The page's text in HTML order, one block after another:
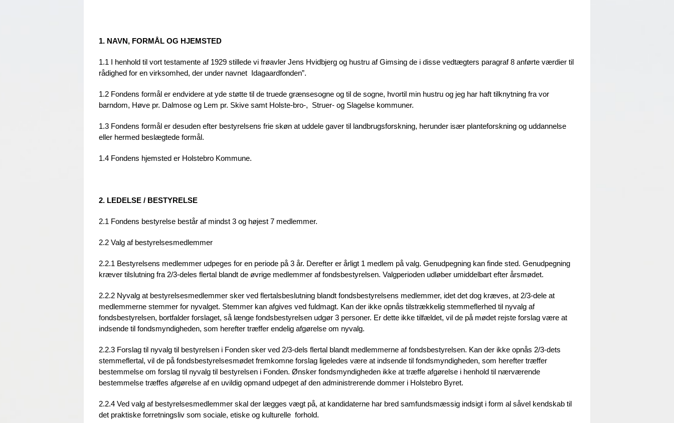
1. NAVN, FORMÅL OG HJEMSTED
1.1 I henhold til vort testamente af 1929 stillede vi frøavler Jens Hvidbjerg og hustru af Gimsing de i disse vedtægters paragraf 8 anførte værdier til
rådighed for en virksomhed, der under navnet Idagaardfonden”.
1.2 Fondens formål er endvidere at yde støtte til de truede grænsesogne og til de sogne, hvortil min hustru og jeg har haft tilknytning fra vor
barndom, Høve pr. Dalmose og Lem pr. Skive samt Holste-bro-, Struer- og Slagelse kommuner.
1.3 Fondens formål er desuden efter bestyrelsens frie skøn at uddele gaver til landbrugsforskning, herunder især planteforskning og uddannelse
eller hermed beslægtede formål.
1.4 Fondens hjemsted er Holstebro Kommune.
2. LEDELSE / BESTYRELSE
2.1 Fondens bestyrelse består af mindst 3 og højest 7 medlemmer.
2.2 Valg af bestyrelsesmedlemmer
2.2.1 Bestyrelsens medlemmer udpeges for en periode på 3 år. Derefter er årligt 1 medlem på valg. Genudpegning kan finde sted. Genudpegning
kræver tilslutning fra 2/3-deles flertal blandt de øvrige medlemmer af fondsbestyrelsen. Valgperioden udløber umiddelbart efter årsmødet.
2.2.2 Nyvalg at bestyrelsesmedlemmer sker ved flertalsbeslutning blandt fondsbestyrelsens medlemmer, idet det dog kræves, at 2/3-dele at
medlemmerne stemmer for nyvalget. Stemmer kan afgives ved fuldmagt. Kan der ikke opnås tilstrækkelig stemmeflerhed til nyvalg af
fondsbestyrelsen, bortfalder forslaget, så længe fondsbestyrelsen udgør 3 personer. Er dette ikke tilfældet, vil de på mødet rejste forslag være at
indsende til fondsmyndigheden, som herefter træffer endelig afgørelse om nyvalg.
2.2.3 Forslag til nyvalg til bestyrelsen i Fonden sker ved 2/3-dels flertal blandt medlemmerne af fondsbestyrelsen. Kan der ikke opnås 2/3-dets
stemmeflertal, vil de på fondsbestyrelsesmødet fremkomne forslag ligeledes være at indsende til fondsmyndigheden, som herefter træffer
bestemmelse om forslag til nyvalg til bestyrelsen i Fonden. Ønsker fondsmyndigheden ikke at træffe afgørelse i henhold til nærværende
bestemmelse træffes afgørelse af en uvildig opmand udpeget af den administrerende dommer i Holstebro Byret.
2.2.4 Ved valg af bestyrelsesmedlemmer skal der lægges vægt på, at kandidaterne har bred samfundsmæssig indsigt i form al såvel kendskab til
det praktiske forretningsliv som sociale, etiske og kulturelle forhold.